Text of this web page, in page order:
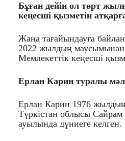
Бұған дейін ол төрт
кеңесші қызметін атқар
Жаңа тағайындауға
2022 жылдың маусымынан
Мемлекеттік кеңесші
Ерлан Карин туралы
Ерлан Карин 1976
Түркістан облысы
ауылында дүниеге келген.